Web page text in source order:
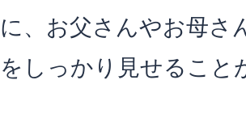
、お父さんやお母さ
しっかり見せること